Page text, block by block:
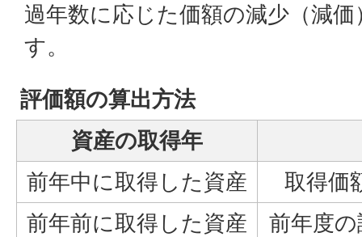
過年数に応じた価額の減少（減
す。
評価額の算出方法
資産の取得年
前年中に取得した資産
取得価
前年前に取得した資産
前年度